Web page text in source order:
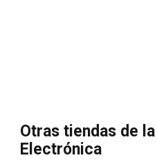
Otras tiendas de
Electrónica